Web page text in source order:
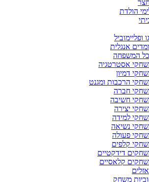
הולדת
ופליימוביל
אנגלית
המשפחה
אסטרטגיה
דמיון
הרכבות ומגנט
חברה
חשיבה
יצירה
למידה
נשיאה
פעולה
קלפים
דידקטיים
קלאסיים
משחק